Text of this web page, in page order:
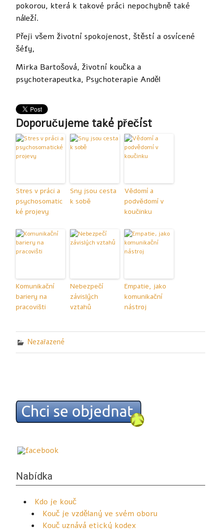
pokorou, která k takové práci nepochybně také
náleží.
Přeji všem životní spokojenost, štěstí a osvícené
šéfy,
Mirka Bartošová, životní koučka a
psychoterapeutka, Psychoterapie Anděl
Doporučujeme také přečíst
Stres v práci a
psychosomatic
ké projevy
Sny jsou cesta
k sobě
Vědomí a
podvědomí v
koučinku
Komunikační
bariery na
pracovišti
Nebezpečí
závislých
vztahů
Empatie, jako
komunikační
nástroj
Nezařazené
Nabídka
Kdo je kouč
Kouč je vzdělaný ve svém oboru
Kouč uznává etický kodex